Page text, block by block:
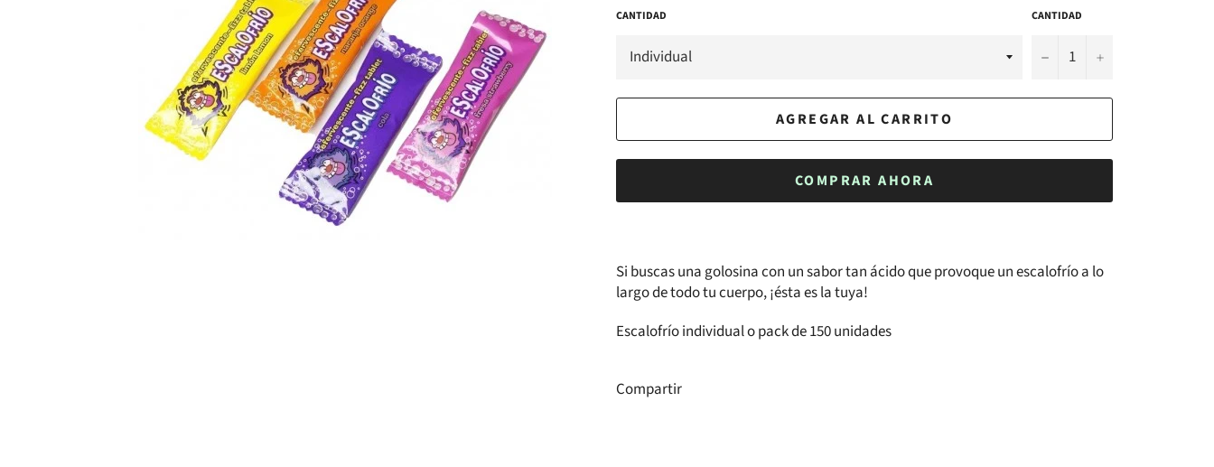
CANTIDAD CANTIDAD
− +
AGREGAR AL CARRITO
COMPRAR AHORA
Si buscas una golosina con un sabor tan ácido que provoque un escalofrío a lo
largo de todo tu cuerpo, ¡ésta es la tuya!
Escalofrío individual o pack de 150 unidades
Compartir